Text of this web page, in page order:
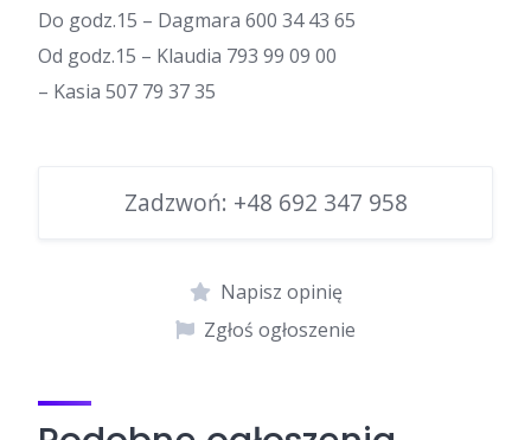
Do godz.15 – Dagmara 600 34 43 65
Od godz.15 – Klaudia 793 99 09 00
– Kasia 507 79 37 35
Zadzwoń: +48 692 347 958
Napisz opinię
Zgłoś ogłoszenie